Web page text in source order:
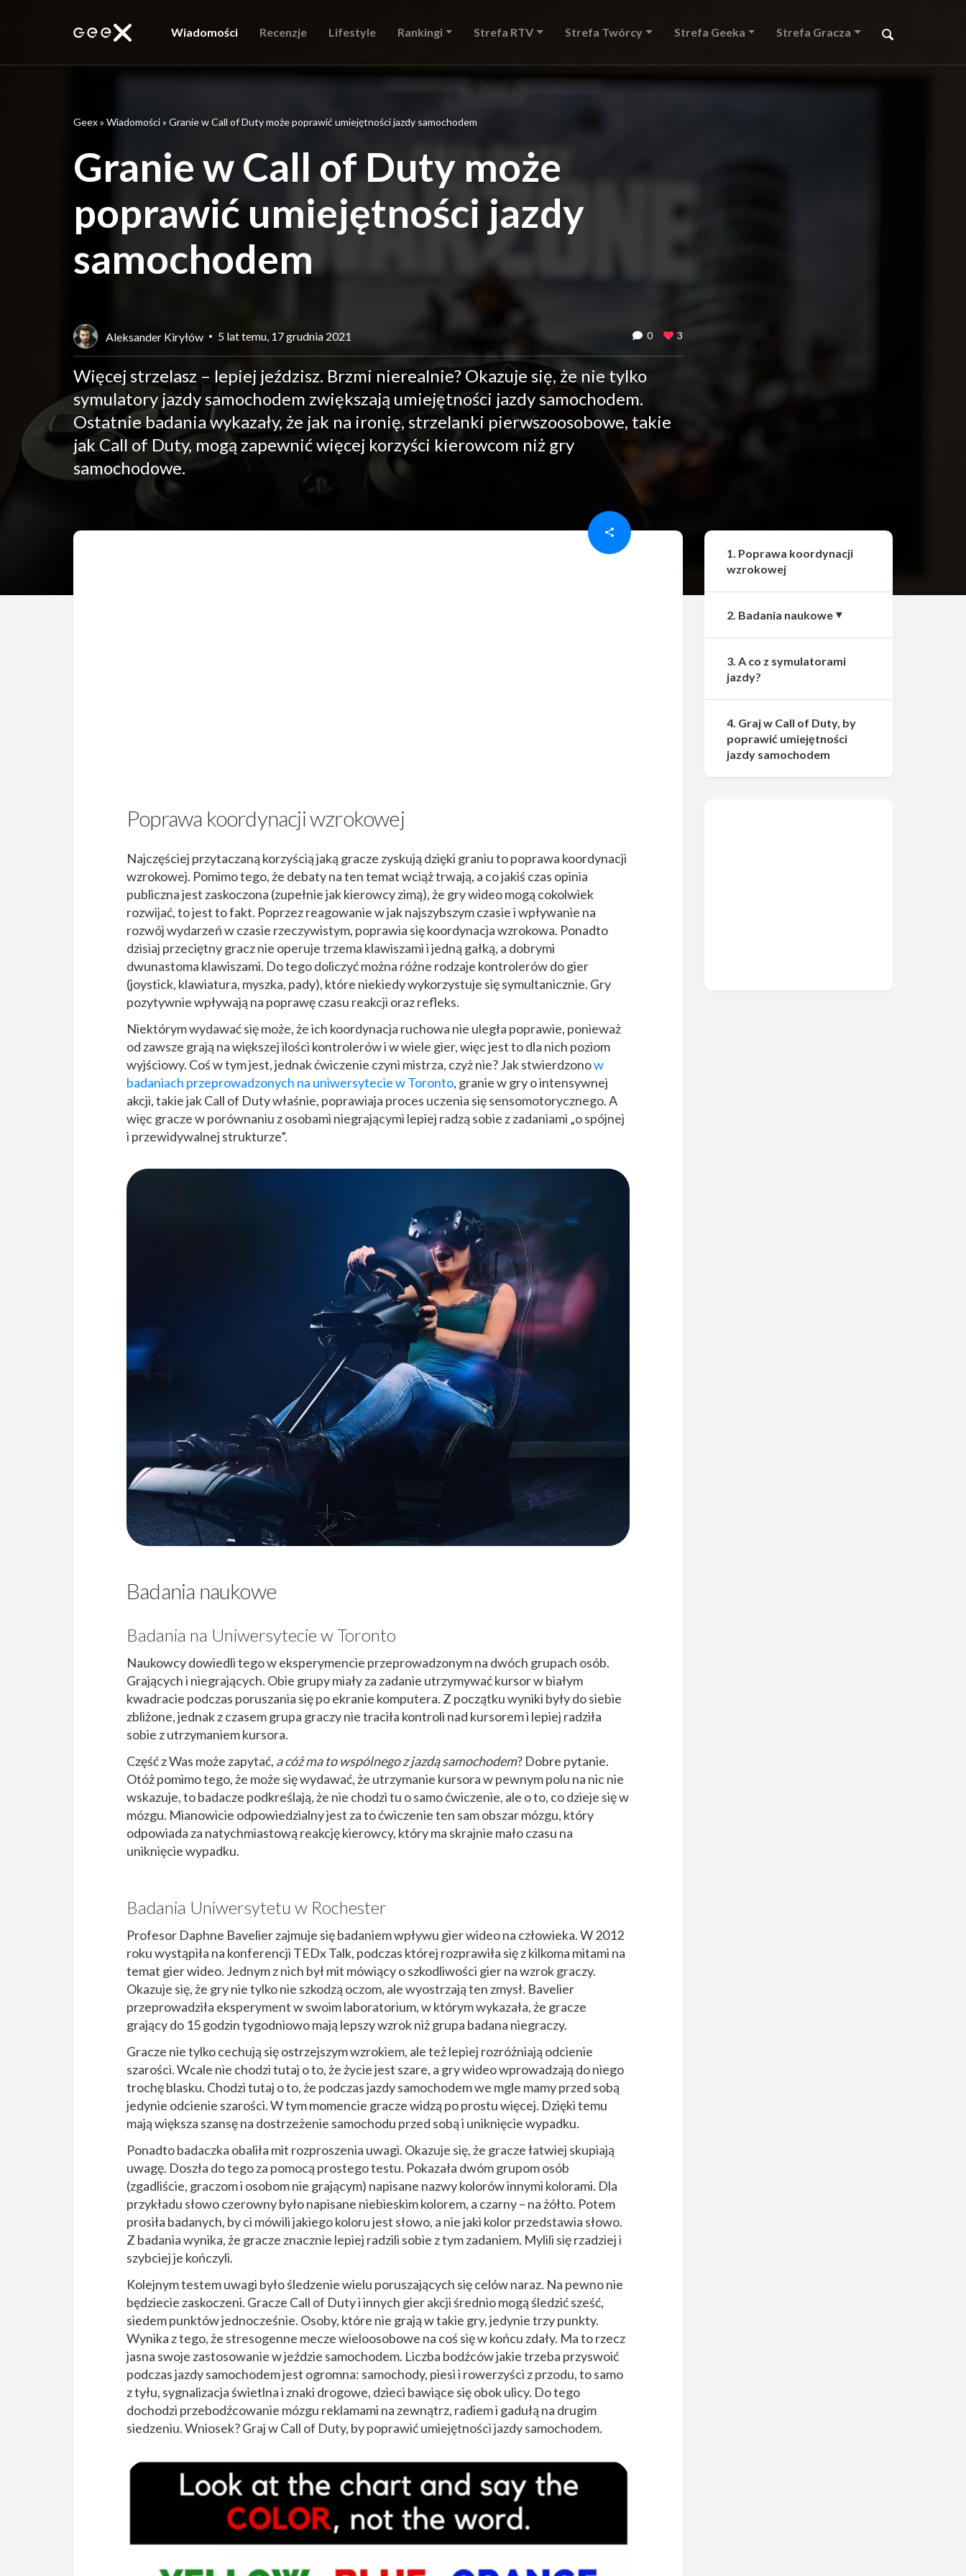
Wiadomości Recenzje Lifestyle Rankingi Strefa RTV Strefa Twórcy Strefa Geeka Strefa Gracza
Geex» Wiadomości» Granie w Call of Duty może poprawić umiejętności jazdy samochodem
Granie w Call of Duty może
poprawić umiejętności jazdy
samochodem
Aleksander Kiryłów 5 lat temu, 17 grudnia 2021 0 3
Więcej strzelasz – lepiej jeździsz. Brzmi nierealnie? Okazuje się, że nie tylko
symulatory jazdy samochodem zwiększają umiejętności jazdy samochodem.
Ostatnie badania wykazały, że jak na ironię, strzelanki pierwszoosobowe, takie
jak Call of Duty, mogą zapewnić więcej korzyści kierowcom niż gry
samochodowe.
Poprawa koordynacji wzrokowej
Najczęściej przytaczaną korzyścią jaką gracze zyskują dzięki graniu to poprawa koordynacji
wzrokowej. Pomimo tego, że debaty na ten temat wciąż trwają, a co jakiś czas opinia
publiczna jest zaskoczona (zupełnie jak kierowcy zimą), że gry wideo mogą cokolwiek
rozwijać, to jest to fakt. Poprzez reagowanie w jak najszybszym czasie i wpływanie na
rozwój wydarzeń w czasie rzeczywistym, poprawia się koordynacja wzrokowa. Ponadto
dzisiaj przeciętny gracz nie operuje trzema klawiszami i jedną gałką, a dobrymi
dwunastoma klawiszami. Do tego doliczyć można różne rodzaje kontrolerów do gier
(joystick, klawiatura, myszka, pady), które niekiedy wykorzystuje się symultanicznie. Gry
pozytywnie wpływają na poprawę czasu reakcji oraz refleks.
Niektórym wydawać się może, że ich koordynacja ruchowa nie uległa poprawie, ponieważ
od zawsze grają na większej ilości kontrolerów i w wiele gier, więc jest to dla nich poziom
wyjściowy. Coś w tym jest, jednak ćwiczenie czyni mistrza, czyż nie? Jak stwierdzonow
badaniach przeprowadzonych na uniwersytecie w Toronto, granie w gry o intensywnej
akcji, takie jak Call of Duty właśnie, poprawiaja proces uczenia się sensomotorycznego. A
więc gracze w porównaniu z osobami niegrającymi lepiej radzą sobie z zadaniami „o spójnej
i przewidywalnej strukturze”.
Badania naukowe
Badania na Uniwersytecie w Toronto
Naukowcy dowiedli tego w eksperymencie przeprowadzonym na dwóch grupach osób.
Grających i niegrających. Obie grupy miały za zadanie utrzymywać kursor w białym
kwadracie podczas poruszania się po ekranie komputera. Z początku wyniki były do siebie
zbliżone, jednak z czasem grupa graczy nie traciła kontroli nad kursorem i lepiej radziła
sobie z utrzymaniem kursora.
Część z Was może zapytać, a cóż ma to wspólnego z jazdą samochodem? Dobre pytanie.
Otóż pomimo tego, że może się wydawać, że utrzymanie kursora w pewnym polu na nic nie
wskazuje, to badacze podkreślają, że nie chodzi tu o samo ćwiczenie, ale o to, co dzieje się w
mózgu. Mianowicie odpowiedzialny jest za to ćwiczenie ten sam obszar mózgu, który
odpowiada za natychmiastową reakcję kierowcy, który ma skrajnie mało czasu na
uniknięcie wypadku.
Badania Uniwersytetu w Rochester
Profesor Daphne Bavelier zajmuje się badaniem wpływu gier wideo na człowieka. W 2012
roku wystąpiła na konferencji TEDx Talk, podczas której rozprawiła się z kilkoma mitami na
temat gier wideo. Jednym z nich był mit mówiący o szkodliwości gier na wzrok graczy.
Okazuje się, że gry nie tylko nie szkodzą oczom, ale wyostrzają ten zmysł. Bavelier
przeprowadziła eksperyment w swoim laboratorium, w którym wykazała, że gracze
grający do 15 godzin tygodniowo mają lepszy wzrok niż grupa badana niegraczy.
Gracze nie tylko cechują się ostrzejszym wzrokiem, ale też lepiej rozróżniają odcienie
szarości. Wcale nie chodzi tutaj o to, że życie jest szare, a gry wideo wprowadzają do niego
trochę blasku. Chodzi tutaj o to, że podczas jazdy samochodem we mgle mamy przed sobą
jedynie odcienie szarości. W tym momencie gracze widzą po prostu więcej. Dzięki temu
mają większa szansę na dostrzeżenie samochodu przed sobą i uniknięcie wypadku.
Ponadto badaczka obaliła mit rozproszenia uwagi. Okazuje się, że gracze łatwiej skupiają
uwagę. Doszła do tego za pomocą prostego testu. Pokazała dwóm grupom osób
(zgadliście, graczom i osobom nie grającym) napisane nazwy kolorów innymi kolorami. Dla
przykładu słowo czerowny było napisane niebieskim kolorem, a czarny – na żółto. Potem
prosiła badanych, by ci mówili jakiego koloru jest słowo, a nie jaki kolor przedstawia słowo.
Z badania wynika, że gracze znacznie lepiej radzili sobie z tym zadaniem. Mylili się rzadziej i
szybciej je kończyli.
Kolejnym testem uwagi było śledzenie wielu poruszających się celów naraz. Na pewno nie
będziecie zaskoczeni. Gracze Call of Duty i innych gier akcji średnio mogą śledzić sześć,
siedem punktów jednocześnie. Osoby, które nie grają w takie gry, jedynie trzy punkty.
Wynika z tego, że stresogenne mecze wieloosobowe na coś się w końcu zdały. Ma to rzecz
jasna swoje zastosowanie w jeździe samochodem. Liczba bodźców jakie trzeba przyswoić
podczas jazdy samochodem jest ogromna: samochody, piesi i rowerzyści z przodu, to samo
z tyłu, sygnalizacja świetlna i znaki drogowe, dzieci bawiące się obok ulicy. Do tego
dochodzi przebodźcowanie mózgu reklamami na zewnątrz, radiem i gadułą na drugim
siedzeniu. Wniosek? Graj w Call of Duty, by poprawić umiejętności jazdy samochodem.
1. Poprawa koordynacji
wzrokowej
2. Badania naukowe
3. A co z symulatorami
jazdy?
4. Graj w Call of Duty, by
poprawić umiejętności
jazdy samochodem